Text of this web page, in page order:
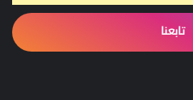
تابعنا